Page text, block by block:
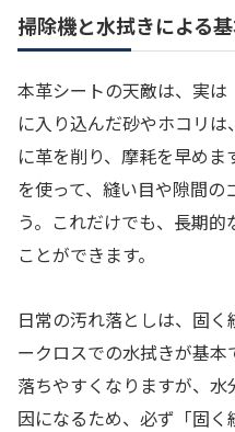
掃除機と水拭きによる
本革シートの天敵は、実
に入り込んだ砂やホコリ
に革を削り、摩耗を早め
を使って、縫い目や隙間の
う。これだけでも、長期
ことができます。
日常の汚れ落としは、固
ークロスでの水拭きが基
落ちやすくなりますが、
因になるため、必ず「固